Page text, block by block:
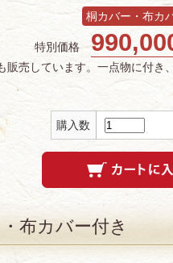
桐カバー・布カ
特別価格
販売しています。一点物に付き
購入数
布カバー付き